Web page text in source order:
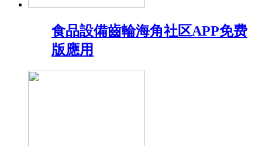
食品設備齒輪海角社区APP免费
版應用